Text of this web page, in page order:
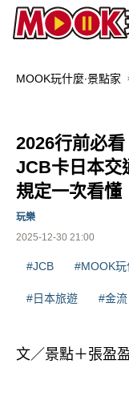
MOOK玩什麼‧景點家
2026行前必
JCB卡日本
規定一次看懂
2025-12-30 21:00
玩樂
#JCB #MOOK玩
#日本旅遊 #金流
文／景點＋張盈